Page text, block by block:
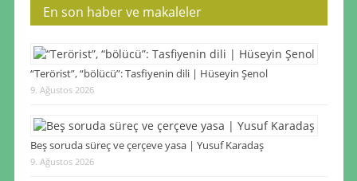
En son haber ve makaleler
“Terörist”, “bölücü”: Tasfiyenin dili | Hüseyin Şenol
9. Ağustos 2026
Beş soruda süreç ve çerçeve yasa | Yusuf Karadaş
9. Ağustos 2026